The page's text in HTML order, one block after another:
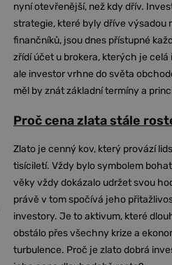
nyní otevřenější, než kdy dřív.
strategie, které byly dříve výsadou
finančníků, jsou dnes přístupné
zřídí účet u brokera, kterých je celá
ale investor vrhne do světa
měl by znát základní termíny a
Proč cena zlata stále
Zlato je cenný kov, který provází
tisíciletí. Vždy bylo symbolem
věky vždy dokázalo udržet svou
právě v tom spočívá jeho
investory. Je to aktivum, které
obstálo přes všechny krize a
turbulence. Proč je zlato dobrá